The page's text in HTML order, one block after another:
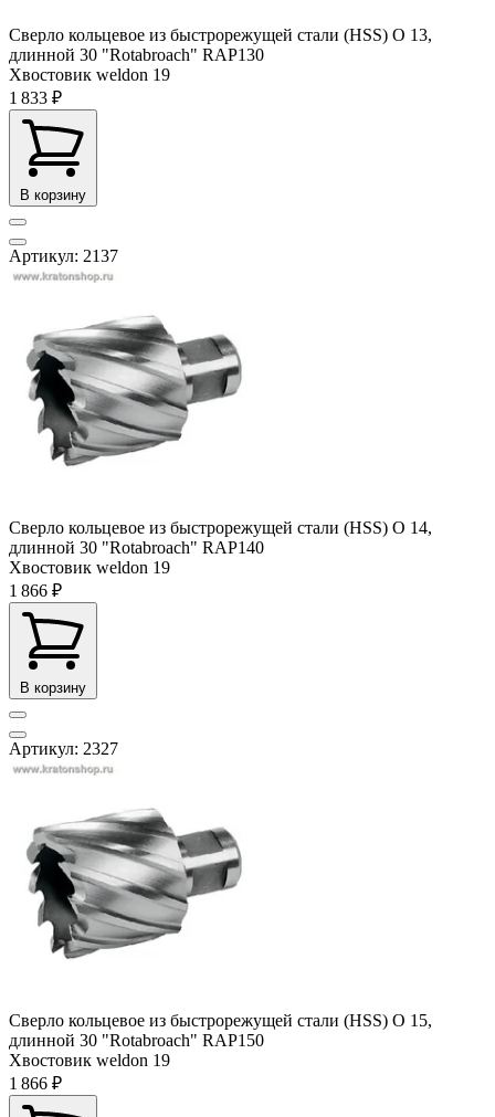
Сверло кольцевое из быстрорежущей стали (HSS) О 13,
длинной 30 "Rotabroach" RAP130
Хвостовик weldon 19
1 833 ₽
В корзину
Артикул: 2137
Сверло кольцевое из быстрорежущей стали (HSS) О 14,
длинной 30 "Rotabroach" RAP140
Хвостовик weldon 19
1 866 ₽
В корзину
Артикул: 2327
Сверло кольцевое из быстрорежущей стали (HSS) О 15,
длинной 30 "Rotabroach" RAP150
Хвостовик weldon 19
1 866 ₽